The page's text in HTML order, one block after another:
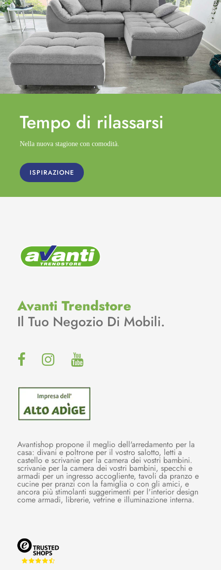
Tempo di rilassarsi
Nella nuova stagione con comodità.
ISPIRAZIONE
Avanti Trendstore
Il Tuo Negozio Di Mobili.
Avantishop propone il meglio dell'arredamento per la
casa: divani e poltrone per il vostro salotto, letti a
castello e scrivanie per la camera dei vostri bambini.
scrivanie per la camera dei vostri bambini, specchi e
armadi per un ingresso accogliente, tavoli da pranzo e
cucine per pranzi con la famiglia o con gli amici, e
ancora più stimolanti suggerimenti per l'interior design
come armadi, librerie, vetrine e illuminazione interna.